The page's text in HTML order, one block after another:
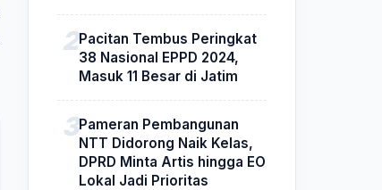
Pacitan Tembus Peringkat
38 Nasional EPPD 2024,
Masuk 11 Besar di Jatim
Pameran Pembangunan
NTT Didorong Naik Kelas,
DPRD Minta Artis hingga EO
Lokal Jadi Prioritas